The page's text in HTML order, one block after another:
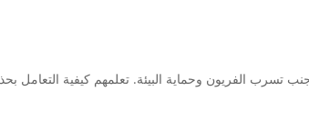
تسرب الفريون وحماية البيئة. تعلمهم كيفية التعامل